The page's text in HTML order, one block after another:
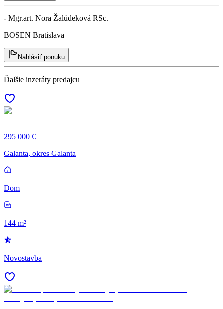
- Mgr.art. Nora Žalúdeková RSc.
BOSEN Bratislava
Nahlásiť ponuku
Ďalšie inzeráty predajcu
295 000 €
Galanta, okres Galanta
Dom
144 m²
Novostavba